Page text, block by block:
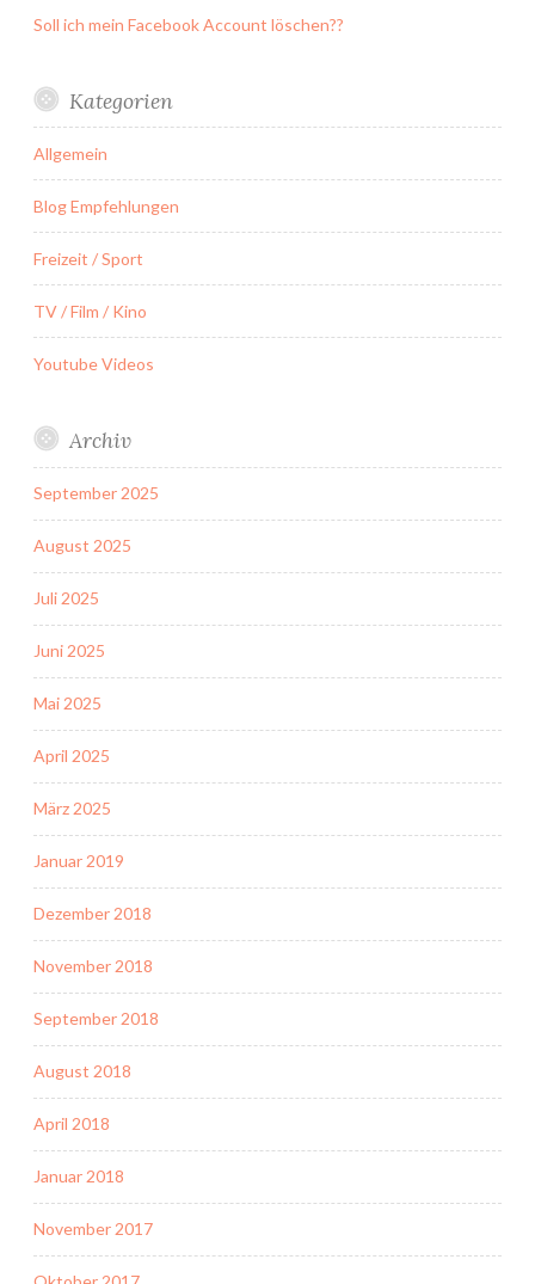
Soll ich mein Facebook Account löschen??
Kategorien
Allgemein
Blog Empfehlungen
Freizeit / Sport
TV / Film / Kino
Youtube Videos
Archiv
September 2025
August 2025
Juli 2025
Juni 2025
Mai 2025
April 2025
März 2025
Januar 2019
Dezember 2018
November 2018
September 2018
August 2018
April 2018
Januar 2018
November 2017